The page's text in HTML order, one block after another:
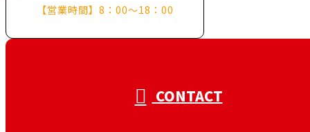
【営業時間】8：00～18：00
CONTACT